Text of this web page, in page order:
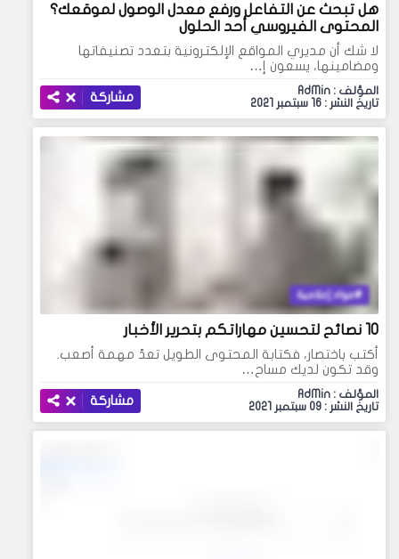
هل تبحث عن التفاعل ورفع معدل الوصول لموقعك؟
المحتوى الفيروسي أحد الحلول
لا شك أن مديري المواقع الإلكترونية بتعدد تصنيفاتها
ومضامينها، يسعون إ…
المؤلف : AdMin
تاريخ النشر : 16 سبتمبر 2021
مشاركة
مواد إعلامية
10 نصائح لتحسين مهاراتكم بتحرير الأخبار
أكتب باختصار، فكتابة المحتوى الطويل تعدّ مهمة أصعب.
وقد تكون لديك مساح…
المؤلف : AdMin
تاريخ النشر : 09 سبتمبر 2021
مشاركة